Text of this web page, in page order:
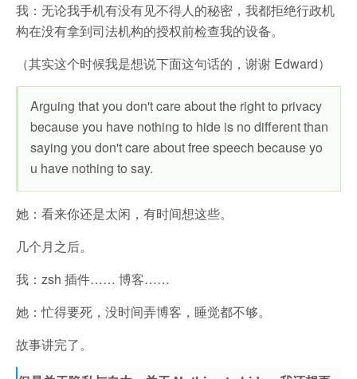
我：无论我手机有没有见不得人的秘密，我都拒绝行政机
构在没有拿到司法机构的授权前检查我的设备。
（其实这个时候我是想说下面这句话的，谢谢 Edward）
Arguing that you don't care about the right to privacy
because you have nothing to hide is no different than
saying you don't care about free speech because yo
u have nothing to say.
她：看来你还是太闲，有时间想这些。
几个月之后。
我：zsh 插件…… 博客……
她：忙得要死，没时间弄博客，睡觉都不够。
故事讲完了。